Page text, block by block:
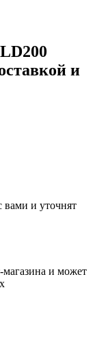
и
вами и уточнят
магазина и может